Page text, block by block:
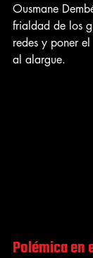
Ousmane
frialdad de los
redes y poner
al alargue.
Polémica en